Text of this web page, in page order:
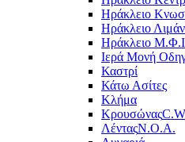
Ηράκλειο
Ηράκλειο
Ηράκλειο
Ιερά Μονή
Καστρί
Κάτω Ασίτες
Κλήμα
Κρουσώνας
ΛένταςΝ.Ο.Α.